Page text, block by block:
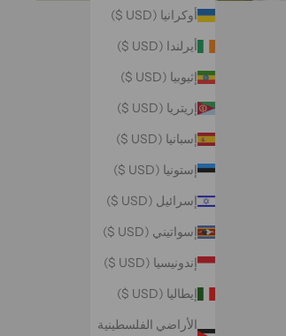
أوكرانيا (USD $)
أيرلندا (USD $)
إثيوبيا (USD $)
إريتريا (USD $)
إسبانيا (USD $)
إستونيا (USD $)
إسرائيل (USD $)
إسواتيني (USD $)
إندونيسيا (USD $)
إيطاليا (USD $)
الأراضي الفلسطينية